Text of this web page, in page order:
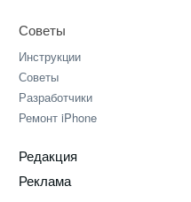
Советы
Инструкции
Советы
Разработчики
Ремонт iPhone
Редакция
Реклама